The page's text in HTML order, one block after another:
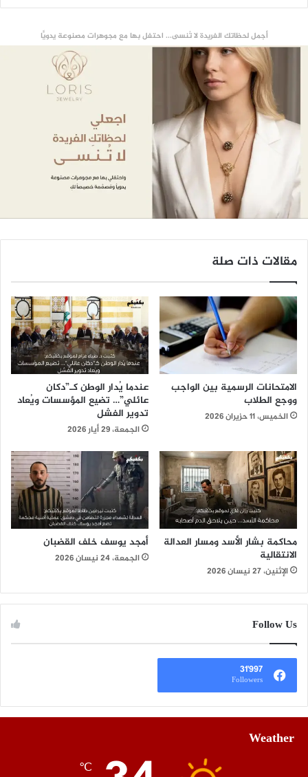
أجمل لحظاتك الفريدة لا تُنسى... احتفل بها مع مجوهرات مصنوعة يدويًّا
مقالات ذات صلة
الامتحانات الرسمية بين الواجب
ووجع الطلاب
الخميس، 11 حزيران 2026
عندما يُدار الوطن كـ”دكان
عائلي”… تضيع المؤسسات ويُعاد
تدوير الفشل
الجمعة، 29 أيار 2026
محاكمة بشار الأسد ومسار العدالة
الانتقالية
الإثنين، 27 نيسان 2026
أمجد يوسف خلف القضبان
الجمعة، 24 نيسان 2026
Follow Us
31٬997
Followers
Weather
℃